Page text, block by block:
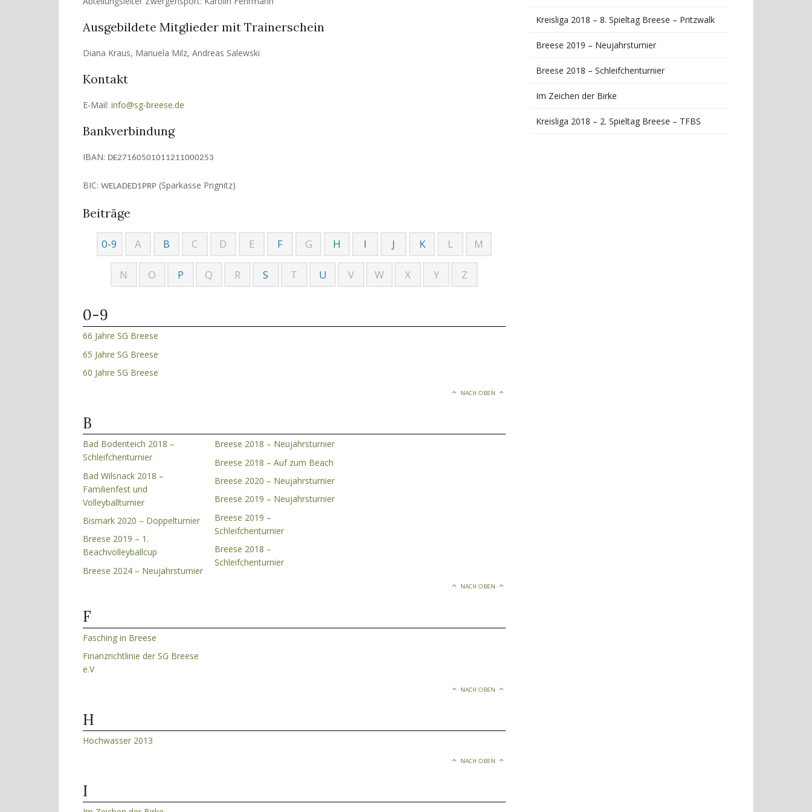
Ausgebildete Mitglieder mit Trainerschein
Diana Kraus, Manuela Milz, Andreas Salewski
Kontakt
E-Mail: info@sg-breese.de
Bankverbindung
IBAN: DE27160501011211000253
BIC: WELADED1PRP (Sparkasse Prignitz)
Beiträge
0-9 A B C D E F G H I J K L M
N O P Q R S T U V W X Y Z
0-9
66 Jahre SG Breese
65 Jahre SG Breese
60 Jahre SG Breese
NACH OBEN
B
Bad Bodenteich 2018 –
Schleifchenturnier
Bad Wilsnack 2018 –
Familienfest und
Volleyballturnier
Bismark 2020 – Doppelturnier
Breese 2019 – 1.
Beachvolleyballcup
Breese 2024 – Neujahrsturnier
Breese 2018 – Neujahrsturnier
Breese 2018 – Auf zum Beach
Breese 2020 – Neujahrsturnier
Breese 2019 – Neujahrsturnier
Breese 2019 –
Schleifchenturnier
Breese 2018 –
Schleifchenturnier
NACH OBEN
F
Fasching in Breese
Finanzrichtlinie der SG Breese
e.V
NACH OBEN
H
Hochwasser 2013
NACH OBEN
I
Kreisliga 2018 – 8. Spieltag Breese – Pritzwalk
Breese 2019 – Neujahrsturnier
Breese 2018 – Schleifchenturnier
Im Zeichen der Birke
Kreisliga 2018 – 2. Spieltag Breese – TFBS